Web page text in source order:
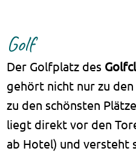
Golf
Der Golfplatz des
gehört nicht nur zu
zu den schönsten
liegt direkt vor den
ab Hotel) und versteht